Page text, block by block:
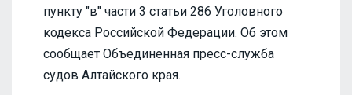
пункту "в" части 3 статьи 286 Уголовного
кодекса Российской Федерации. Об этом
сообщает Объединенная пресс-служба
судов Алтайского края.